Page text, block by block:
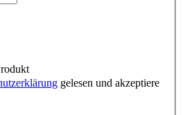
gelesen und akzeptiere